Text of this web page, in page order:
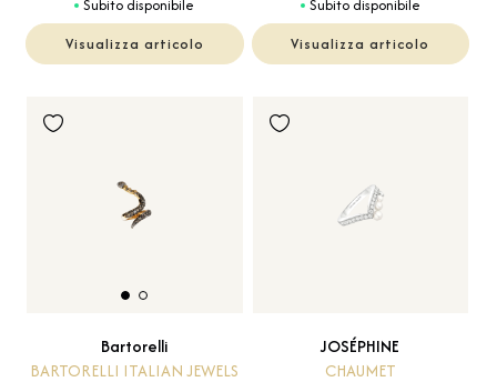
Subito disponibile
Visualizza articolo
Subito disponibile
Visualizza articolo
Bartorelli
BARTORELLI ITALIAN JEWELS
JOSÉPHINE
CHAUMET